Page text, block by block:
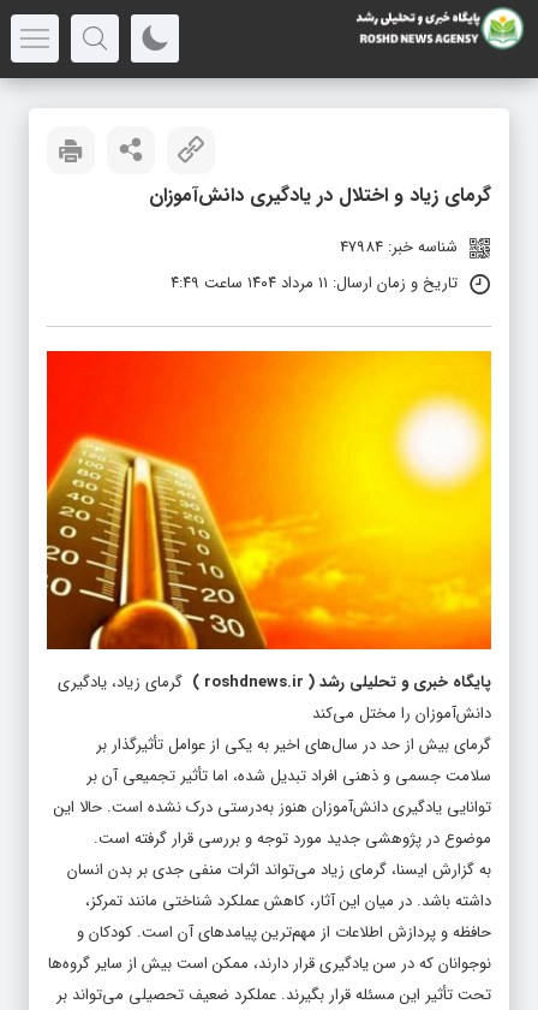
گرمای زیاد و اختلال در یادگیری دانش‌آموزان
شناسه خبر: 47984
تاریخ و زمان ارسال: ۱۱ مرداد ۱۴۰۴ ساعت ۴:۴۹
پایگاه خبری و تحلیلی رشد(
roshdnews.ir
) گرمای زیاد، یادگیری
دانش‌آموزان را مختل می‌کند
گرمای بیش از حد در سال‌های اخیر به یکی از عوامل تأثیرگذار بر
سلامت جسمی و ذهنی افراد تبدیل شده، اما تأثیر تجمیعی آن بر
توانایی یادگیری دانش‌آموزان هنوز به‌درستی درک نشده است. حالا این
موضوع در پژوهشی جدید مورد توجه و بررسی قرار گرفته است.
به گزارش ایسنا، گرمای زیاد می‌تواند اثرات منفی جدی بر بدن انسان
داشته باشد. در میان این آثار، کاهش عملکرد شناختی مانند تمرکز،
حافظه و پردازش اطلاعات از مهم‌ترین پیامدهای آن است. کودکان و
نوجوانان که در سن یادگیری قرار دارند، ممکن است بیش از سایر گروه‌ها
تحت تأثیر این مسئله قرار بگیرند. عملکرد ضعیف تحصیلی می‌تواند بر